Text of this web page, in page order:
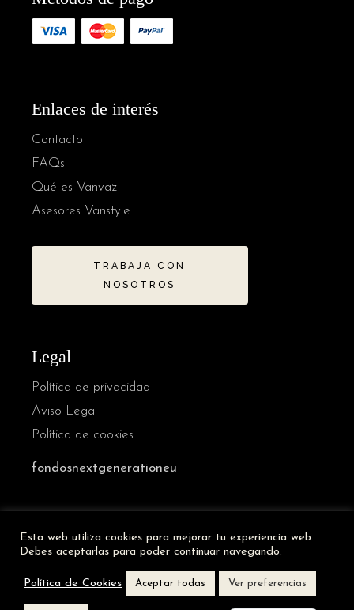
Enlaces de interés
Contacto
FAQs
Qué es Vanvaz
Asesores Vanstyle
TRABAJA CON
NOSOTROS
Legal
Política de privacidad
Aviso Legal
Política de cookies
fondosnextgenerationeu
Esta web utiliza cookies para mejorar tu experiencia web.
Debes aceptarlas para poder continuar navegando.
Política de Cookies Aceptar todas Ver preferencias
Italian
German